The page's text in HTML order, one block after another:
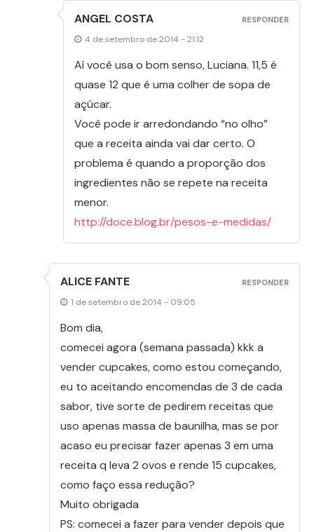
ANGEL COSTA
4 de setembro de 2014 - 21:12
Aí você usa o bom senso, Luciana. 11,5 é
quase 12 que é uma colher de sopa de
açúcar.
Você pode ir arredondando “no olho”
que a receita ainda vai dar certo. O
problema é quando a proporção dos
ingredientes não se repete na receita
menor.
http://doce.blog.br/pesos-e-medidas/
RESPONDER
ALICE FANTE
1 de setembro de 2014 - 09:05
Bom dia,
comecei agora (semana passada) kkk a
vender cupcakes, como estou começando,
eu to aceitando encomendas de 3 de cada
sabor, tive sorte de pedirem receitas que
uso apenas massa de baunilha, mas se por
acaso eu precisar fazer apenas 3 em uma
receita q leva 2 ovos e rende 15 cupcakes,
como faço essa redução?
Muito obrigada
PS: comecei a fazer para vender depois que
RESPONDER